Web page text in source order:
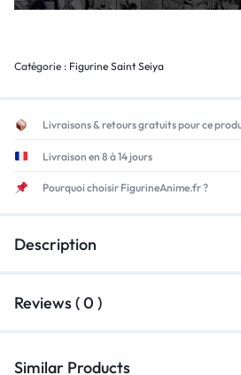
Catégorie : Figurine Saint Seiya
Livraisons & retours gratuits pour ce
Livraison en 8 à 14 jours
Pourquoi choisir FigurineAnime.fr ?
Description
Reviews ( 0 )
Similar Products